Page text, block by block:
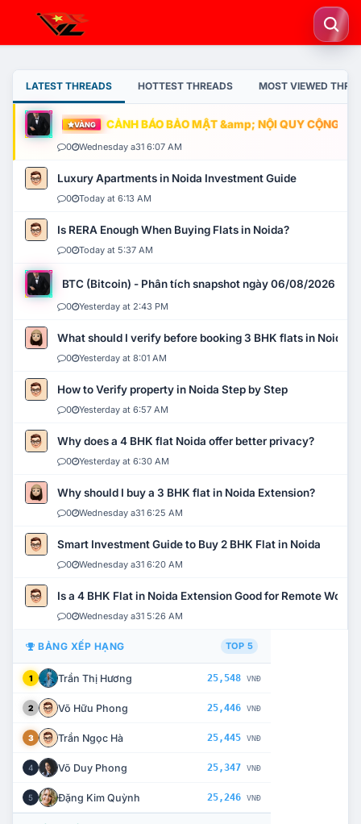
LATEST THREADS HOTTEST THREADS MOST VIEWED
VÀNG CẢNH BÁO BẢO MẬT &amp; NỘI QUY CỘNG
0 Wednesday a31 6:07 AM
Luxury Apartments in Noida Investment Guide
0 Today at 6:13 AM
Is RERA Enough When Buying Flats in Noida?
0 Today at 5:37 AM
BTC (Bitcoin) - Phân tích snapshot ngày 06/08/2026
0 Yesterday at 2:43 PM
What should I verify before booking 3 BHK flats in Noida?
0 Yesterday at 8:01 AM
How to Verify property in Noida Step by Step
0 Yesterday at 6:57 AM
Why does a 4 BHK flat Noida offer better privacy?
0 Yesterday at 6:30 AM
Why should I buy a 3 BHK flat in Noida Extension?
0 Wednesday a31 6:25 AM
Smart Investment Guide to Buy 2 BHK Flat in Noida
0 Wednesday a31 6:20 AM
Is a 4 BHK Flat in Noida Extension Good for Remote Work?
0 Wednesday a31 5:26 AM
BẢNG XẾP HẠNG TOP 5
1 Trần Thị Hương 25,548 VNĐ
2 Võ Hữu Phong 25,446 VNĐ
3 Trần Ngọc Hà 25,445 VNĐ
4 Võ Duy Phong 25,347 VNĐ
5 Đặng Kim Quỳnh 25,246 VNĐ